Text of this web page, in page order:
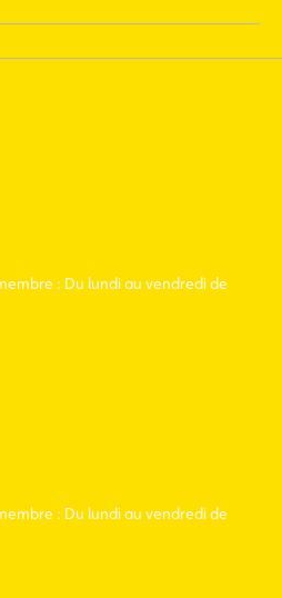
: Du lundi au vendredi de
: Du lundi au vendredi de